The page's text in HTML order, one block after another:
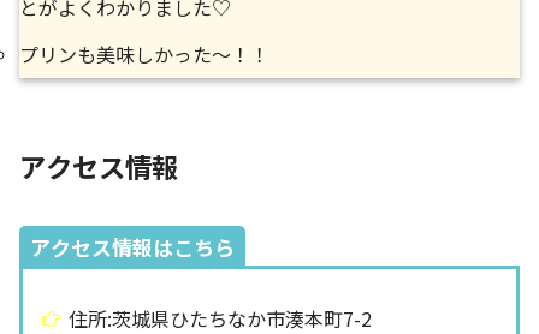
とがよくわかりました♡
プリンも美味しかった〜！！
アクセス情報
アクセス情報はこちら
住所:茨城県ひたちなか市湊本町7-2